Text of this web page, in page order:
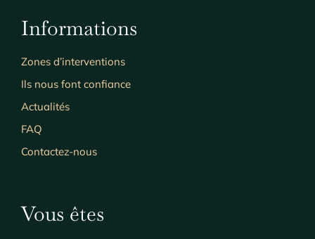
Informations
Zones d’interventions
Ils nous font confiance
Actualités
FAQ
Contactez-nous
Vous êtes